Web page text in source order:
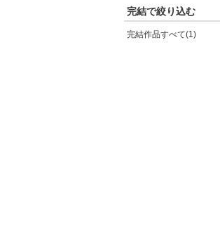
完結で絞り込む
完結作品すべて(1)